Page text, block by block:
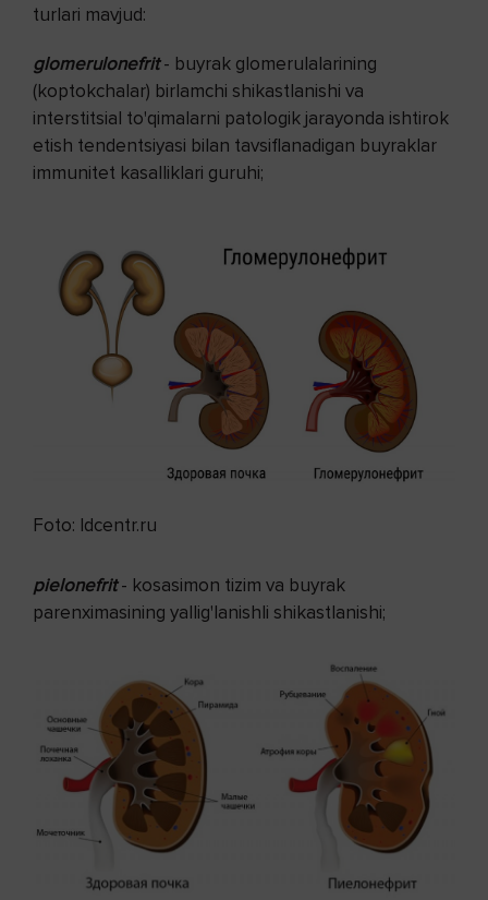
turlari mavjud:
glomerulonefrit- buyrak glomerulalarining
(koptokchalar) birlamchi shikastlanishi va
interstitsial to'qimalarni patologik jarayonda ishtirok
etish tendentsiyasi bilan tavsiflanadigan buyraklar
immunitet kasalliklari guruhi;
Foto: ldcentr.ru
pielonefrit- kosasimon tizim va buyrak
parenximasining yallig'lanishli shikastlanishi;